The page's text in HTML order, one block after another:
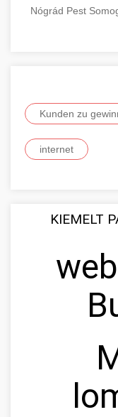
Nógrád Pest
Kunden zu
internet
KIEMELT